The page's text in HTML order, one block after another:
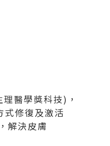
醫學獎科技)，
式修復及激活
解決皮膚